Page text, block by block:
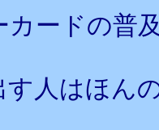
ードの普
す人はほん